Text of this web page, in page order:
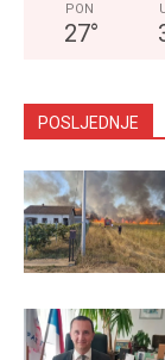
PON
27°
POSLJEDNJE